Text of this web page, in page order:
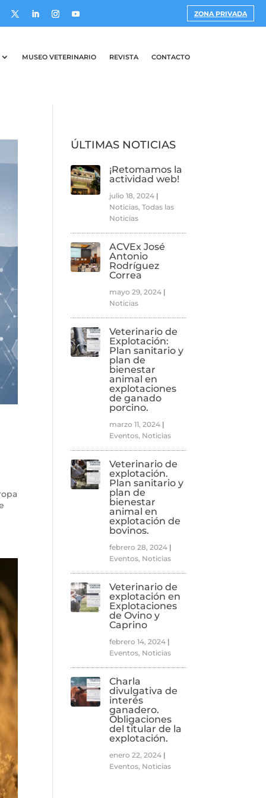
ZONA PRIVADA
MUSEO VETERINARIO REVISTA CONTACTO
ÚLTIMAS NOTICIAS
¡Retomamos la
actividad web!
julio 18, 2024 |
Noticias,Todas las
Noticias
ACVEx José
Antonio
Rodríguez
Correa
mayo 29, 2024 |
Noticias
Veterinario de
Explotación:
Plan sanitario y
plan de
bienestar
animal en
explotaciones
de ganado
porcino.
marzo 11, 2024 |
Eventos, Noticias
Veterinario de
explotación.
Plan sanitario y
plan de
bienestar
animal en
explotación de
bovinos.
febrero 28, 2024 |
Eventos, Noticias
Veterinario de
explotación en
Explotaciones
de Ovino y
Caprino
febrero 14, 2024 |
Eventos, Noticias
Charla
divulgativa de
interés
ganadero.
Obligaciones
del titular de la
explotación.
enero 22, 2024 |
Eventos, Noticias